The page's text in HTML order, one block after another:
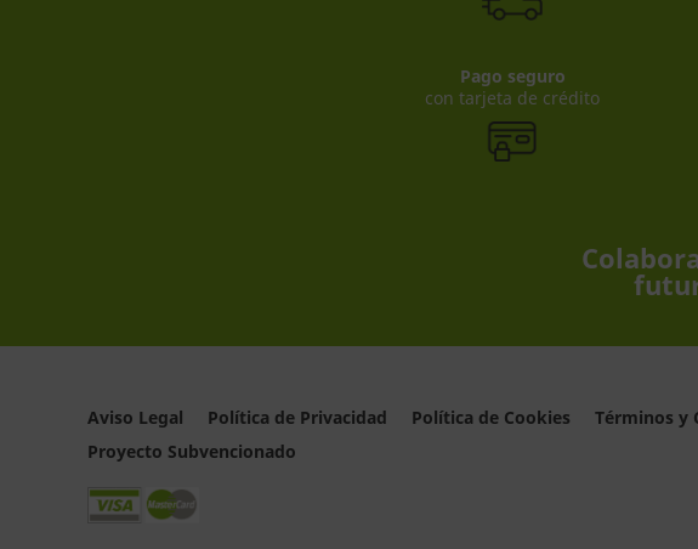
Pago seguro
con tarjeta de crédito
Aviso Legal Política de Privacidad Política de Cookies
Términos y
Proyecto Subvencionado